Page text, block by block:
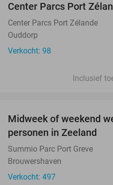
Center Parcs Port
Center Parcs Port Zélande
Ouddorp
Verkocht: 98
Inclusief
Midweek of weekend
personen in Zeeland
Summio Parc Port Greve
Brouwershaven
Verkocht: 497